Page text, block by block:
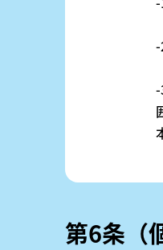
第6条（